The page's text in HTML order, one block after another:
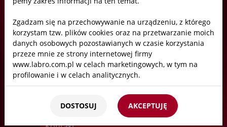
Laboratoria
Wentylacja
Zgadzam się na przechowywanie na urządzeniu, z którego
korzystam tzw. plików cookies oraz na przetwarzanie moich
danych osobowych pozostawianych w czasie korzystania
przeze mnie ze strony internetowej firmy
www.labro.com.pl w celach marketingowych, w tym na
profilowanie i w celach analitycznych.
Kto będzie administratorem Twoich danych?
Administratorami Twoich danych będziemy my: Firma
Labro Technologie sp.z o.o.sp.k. z siedzibą w Krakowie ul.
DOSTOSUJ AKCEPTUJĘ